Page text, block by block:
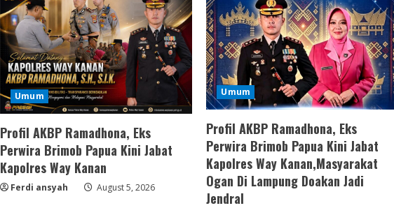
Umum
Profil AKBP Ramadhona, Eks
Perwira Brimob Papua Kini Jabat
Kapolres Way Kanan
Ferdi ansyah August 5, 2026
Umum
Profil AKBP Ramadhona, Eks
Perwira Brimob Papua Kini Jabat
Kapolres Way Kanan,Masyarakat
Ogan Di Lampung Doakan Jadi
Jendral